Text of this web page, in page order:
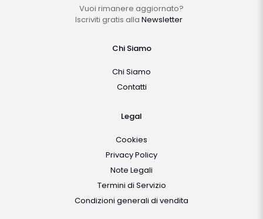
Vuoi rimanere aggiornato?
Iscriviti gratis alla Newsletter
Chi Siamo
Chi Siamo
Contatti
Legal
Cookies
Privacy Policy
Note Legali
Termini di Servizio
Condizioni generali di vendita